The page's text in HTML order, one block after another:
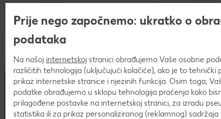
Prije nego započnemo: ukratko o
podataka
Na našoj internetskoj stranici obrađujemo Vaše osobne
različitih tehnologija (uključujući kolačiće), ako je to tehnički
prikaz internetske stranice i njezinih funkcija. Osim toga,
podatke obrađujemo u sklopu tehnologija praćenja kako
prilagođene postavke na internetskoj stranici, za izradu
statistika ili za prikaz personaliziranog (reklamnog) sadržaja